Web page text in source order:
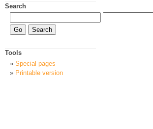
Search
Tools
Special pages
Printable version